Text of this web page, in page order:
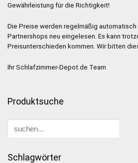
Gewährleistung für die Richtigkeit!
Die Preise werden regelmäßig automatisch
Partnershops neu eingelesen. Es kann
Preisunterschieden kommen. Wir bitten
Ihr Schlafzimmer-Depot.de Team
Produktsuche
Schlagwörter